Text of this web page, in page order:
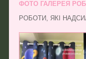
ФОТО ГАЛЕРЕЯ
РОБОТИ, ЯКІ